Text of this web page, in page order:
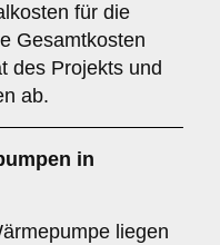
für die
Gesamtkosten
des Projekts und
ab.
in
liegen